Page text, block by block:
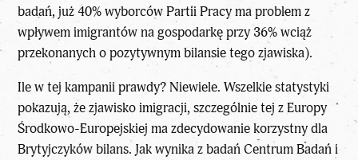
badań, już 40% wyborców Partii Pracy ma problem z
wpływem imigrantów na gospodarkę przy 36% wciąż
przekonanych o pozytywnym bilansie tego zjawiska).
Ile w tej kampanii prawdy? Niewiele. Wszelkie statystyki
pokazują, że zjawisko imigracji, szczególnie tej z Europy
Środkowo-Europejskiej ma zdecydowanie korzystny dla
Brytyjczyków bilans. Jak wynika z badań Centrum Badań i